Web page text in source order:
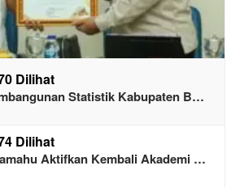
Dilihat
Statistik Kabupaten B…
Dilihat
Aktifkan Kembali Akademi …